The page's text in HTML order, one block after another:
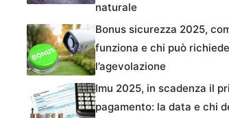
naturale
Bonus sicurezza 2025,
funziona e chi può
l’agevolazione
Imu 2025, in scadenza il
pagamento: la data e chi